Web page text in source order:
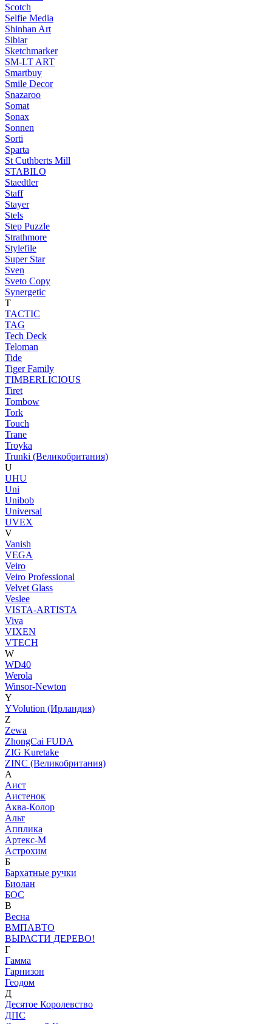
Scotch
Selfie Media
Shinhan Art
Sibiar
Sketchmarker
SM-LT ART
Smartbuy
Smile Decor
Snazaroo
Somat
Sonax
Sonnen
Sorti
Sparta
St Cuthberts Mill
STABILO
Staedtler
Staff
Stayer
Stels
Step Puzzle
Strathmore
Stylefile
Super Star
Sven
Sveto Copy
Synergetic
T
TACTIC
TAG
Tech Deck
Teloman
Tide
Tiger Family
TIMBERLICIOUS
Tiret
Tombow
Tork
Touch
Trane
Troyka
Trunki (Великобритания)
U
UHU
Uni
Unibob
Universal
UVEX
V
Vanish
VEGA
Veiro
Veiro Professional
Velvet Glass
Veslee
VISTA-ARTISTA
Viva
VIXEN
VTECH
W
WD40
Werola
Winsor-Newton
Y
YVolution (Ирландия)
Z
Zewa
ZhongCai FUDA
ZIG Kuretake
ZINC (Великобритания)
А
Аист
Аистенок
Аква-Колор
Альт
Апплика
Артекс-М
Астрохим
Б
Бархатные ручки
Биолан
БОС
В
Весна
ВМПАВТО
ВЫРАСТИ ДЕРЕВО!
Г
Гамма
Гарнизон
Геодом
Д
Десятое Королевство
ДПС